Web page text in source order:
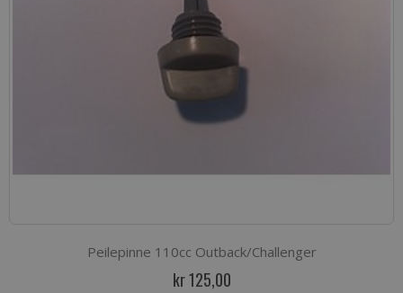
Peilepinne 110cc Outback/Challenger
kr 125,00